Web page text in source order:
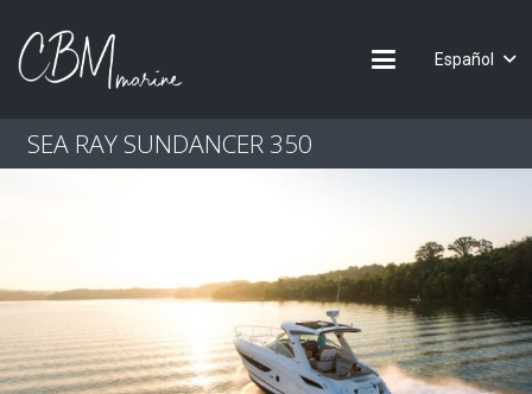
Español
SEA RAY SUNDANCER 350